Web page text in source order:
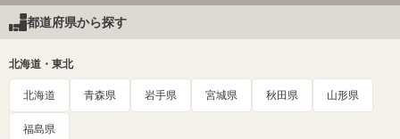
都道府県から探す
北海道・東北
北海道 青森県 岩手県 宮城県 秋田県 山形県
福島県